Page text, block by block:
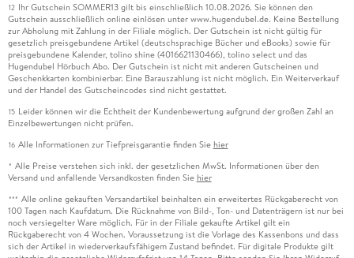
12 Ihr Gutschein SOMMER13 gilt bis einschließlich 10.08.2026. Sie können den
Gutschein ausschließlich online einlösen unter www.hugendubel.de. Keine Bestellung
zur Abholung mit Zahlung in der Filiale möglich. Der Gutschein ist nicht gültig für
gesetzlich preisgebundene Artikel (deutschsprachige Bücher und eBooks) sowie für
preisgebundene Kalender, tolino shine (4016621130466), tolino select und das
Hugendubel Hörbuch Abo. Der Gutschein ist nicht mit anderen Gutscheinen und
Geschenkkarten kombinierbar. Eine Barauszahlung ist nicht möglich. Ein Weiterverkauf
und der Handel des Gutscheincodes sind nicht gestattet.
15 Leider können wir die Echtheit der Kundenbewertung aufgrund der großen Zahl an
Einzelbewertungen nicht prüfen.
16 Alle Informationen zur Tiefpreisgarantie finden Sie hier
* Alle Preise verstehen sich inkl. der gesetzlichen MwSt. Informationen über den
Versand und anfallende Versandkosten finden Sie hier
*** Alle online gekauften Versandartikel beinhalten ein erweitertes Rückgaberecht von
100 Tagen nach Kaufdatum. Die Rücknahme von Bild-, Ton- und Datenträgern ist nur bei
noch versiegelter Ware möglich. Für in der Filiale gekaufte Artikel gilt ein
Rückgaberecht von 4 Wochen. Voraussetzung ist die Vorlage des Kassenbons und dass
sich der Artikel in wiederverkaufsfähigem Zustand befindet. Für digitale Produkte gilt